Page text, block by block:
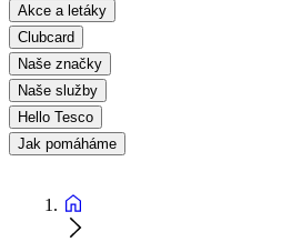
Akce a letáky
Clubcard
Naše značky
Naše služby
Hello Tesco
Jak pomáháme